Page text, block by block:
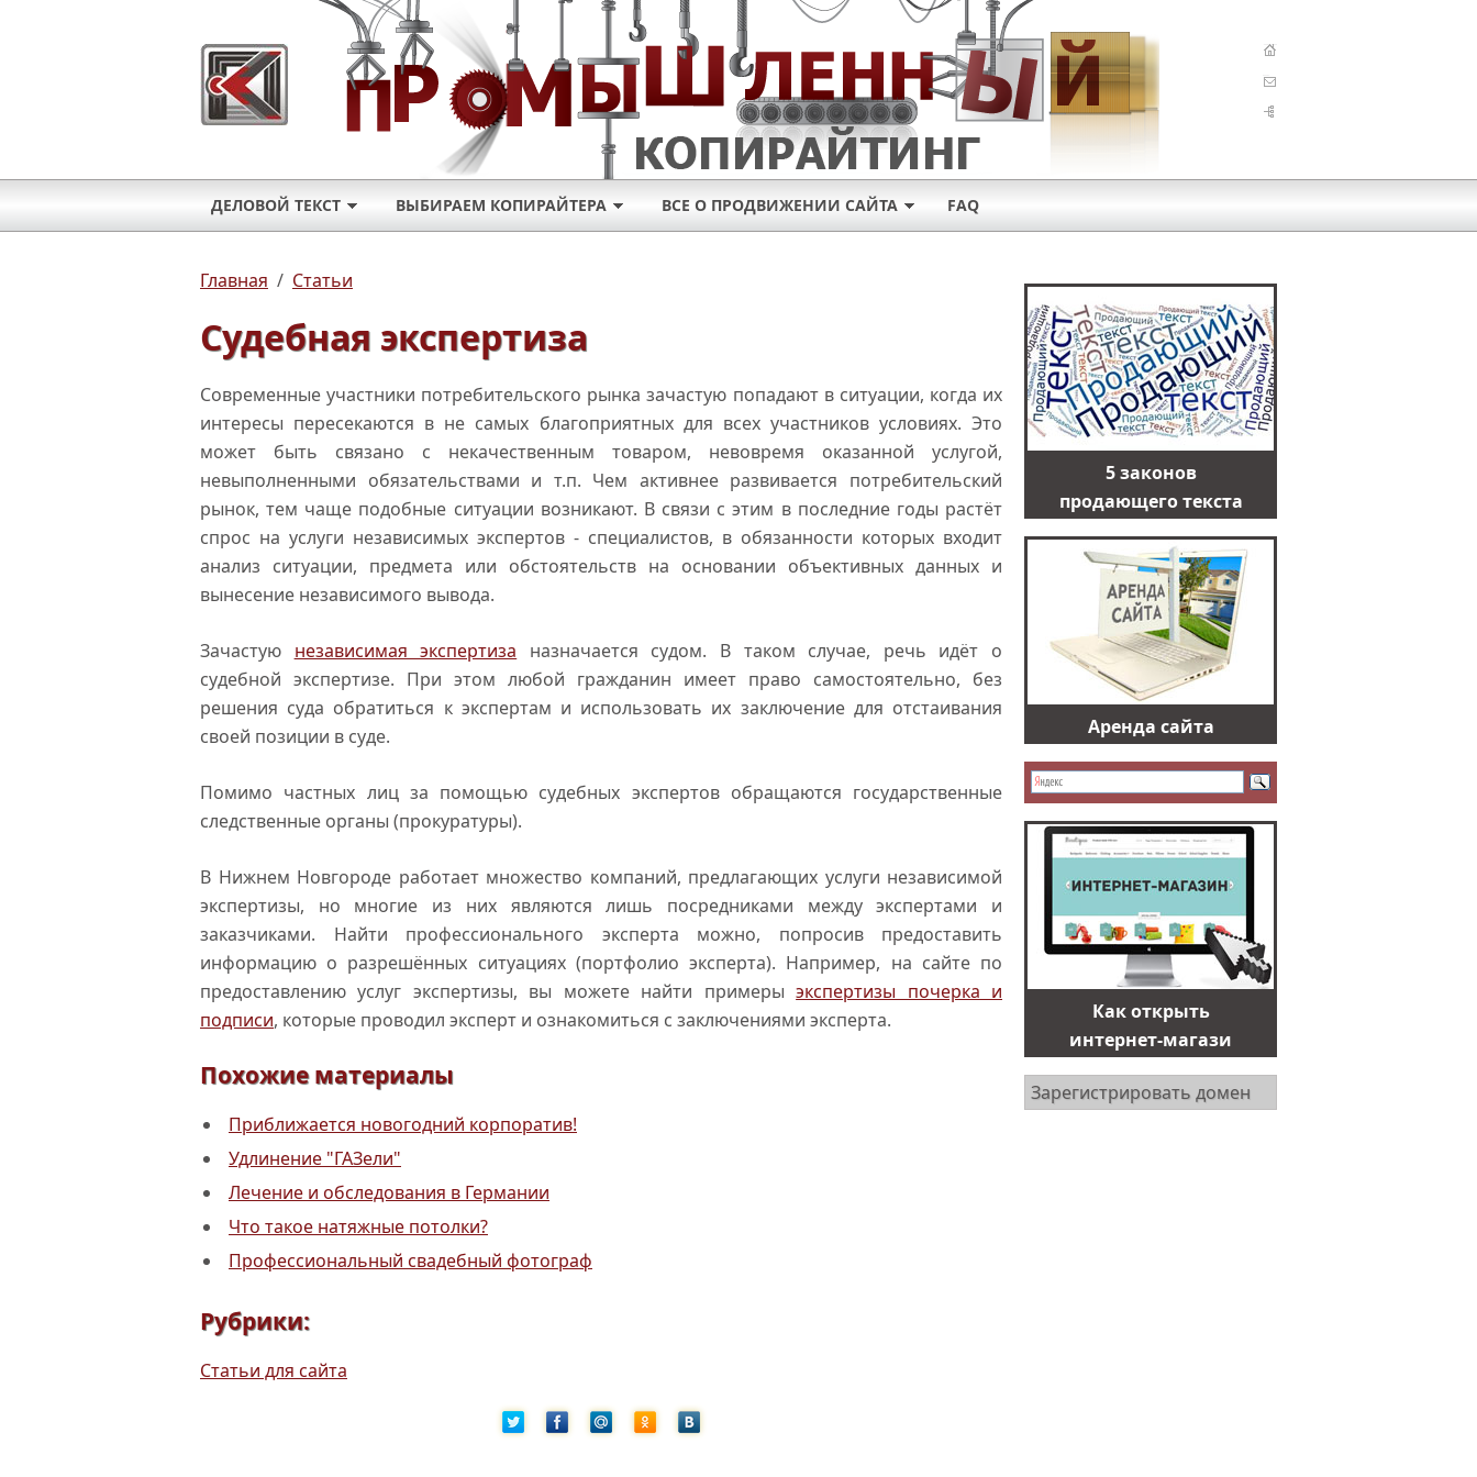
ДЕЛОВОЙ ТЕКСТ ВЫБИРАЕМ КОПИРАЙТЕРА ВСЕ О ПРОДВИЖЕНИИ САЙТА FAQ
Главная / Статьи
Судебная экспертиза
Современные участники потребительского рынка зачастую попадают в ситуации, когда их
интересы пересекаются в не самых благоприятных для всех участников условиях. Это
может быть связано с некачественным товаром, невовремя оказанной услугой,
невыполненными обязательствами и т.п. Чем активнее развивается потребительский
рынок, тем чаще подобные ситуации возникают. В связи с этим в последние годы растёт
спрос на услуги независимых экспертов - специалистов, в обязанности которых входит
анализ ситуации, предмета или обстоятельств на основании объективных данных и
вынесение независимого вывода.
Зачастую независимая экспертиза назначается судом. В таком случае, речь идёт о
судебной экспертизе. При этом любой гражданин имеет право самостоятельно, без
решения суда обратиться к экспертам и использовать их заключение для отстаивания
своей позиции в суде.
Помимо частных лиц за помощью судебных экспертов обращаются государственные
следственные органы (прокуратуры).
В Нижнем Новгороде работает множество компаний, предлагающих услуги независимой
экспертизы, но многие из них являются лишь посредниками между экспертами и
заказчиками. Найти профессионального эксперта можно, попросив предоставить
информацию о разрешённых ситуациях (портфолио эксперта). Например, на сайте по
предоставлению услуг экспертизы, вы можете найти примерыэкспертизы почерка и
подписи, которые проводил эксперт и ознакомиться с заключениями эксперта.
Похожие материалы
Приближается новогодний корпоратив!
Удлинение "ГАЗели"
Лечение и обследования в Германии
Что такое натяжные потолки?
Профессиональный свадебный фотограф
Рубрики:
Статьи для сайта
5 законов
продающего текста
Аренда сайта
Как открыть
интернет-магази
Зарегистрировать домен